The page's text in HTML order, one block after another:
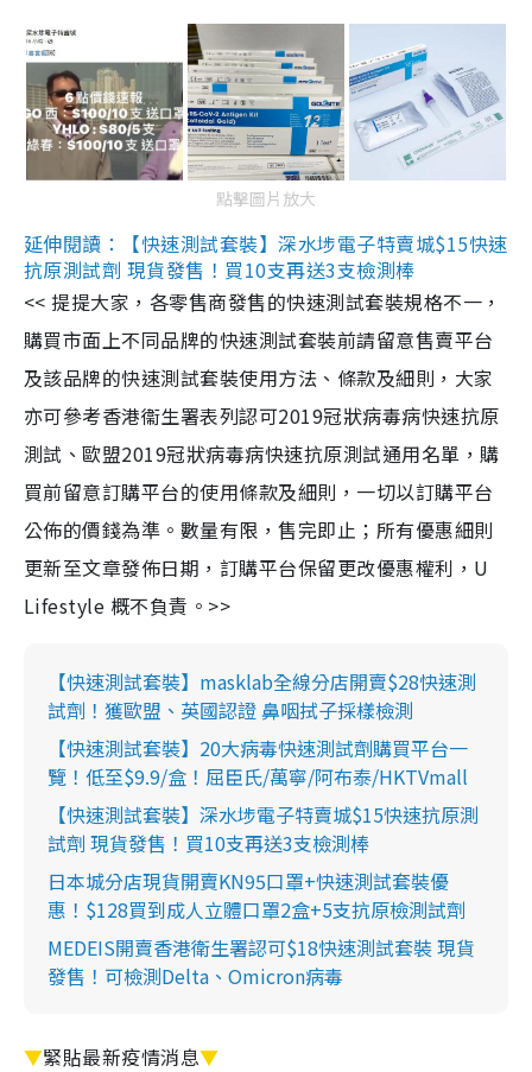
點擊圖片放大
延伸閱讀：【快速測試套裝】深水埗電子特賣城$15快速
抗原測試劑 現貨發售！買10支再送3支檢測棒
<< 提提大家，各零售商發售的快速測試套裝規格不一，
購買市面上不同品牌的快速測試套裝前請留意售賣平台
及該品牌的快速測試套裝使用方法、條款及細則，大家
亦可參考香港衞生署表列認可2019冠狀病毒病快速抗原
測試、歐盟2019冠狀病毒病快速抗原測試通用名單，購
買前留意訂購平台的使用條款及細則，一切以訂購平台
公佈的價錢為準。數量有限，售完即止；所有優惠細則
更新至文章發佈日期，訂購平台保留更改優惠權利，U
Lifestyle 概不負責。>>
【快速測試套裝】masklab全線分店開賣$28快速測
試劑！獲歐盟、英國認證 鼻咽拭子採樣檢測
【快速測試套裝】20大病毒快速測試劑購買平台一
覽！低至$9.9/盒！屈臣氏/萬寧/阿布泰/HKTVmall
【快速測試套裝】深水埗電子特賣城$15快速抗原測
試劑 現貨發售！買10支再送3支檢測棒
日本城分店現貨開賣KN95口罩+快速測試套裝優
惠！$128買到成人立體口罩2盒+5支抗原檢測試劑
MEDEIS開賣香港衛生署認可$18快速測試套裝 現貨
發售！可檢測Delta、Omicron病毒
▼緊貼最新疫情消息▼